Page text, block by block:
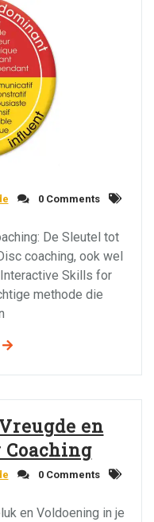
0 Comments
De Sleutel tot
coaching, ook wel
Skills for
methode die
en
0 Comments
en Voldoening in je